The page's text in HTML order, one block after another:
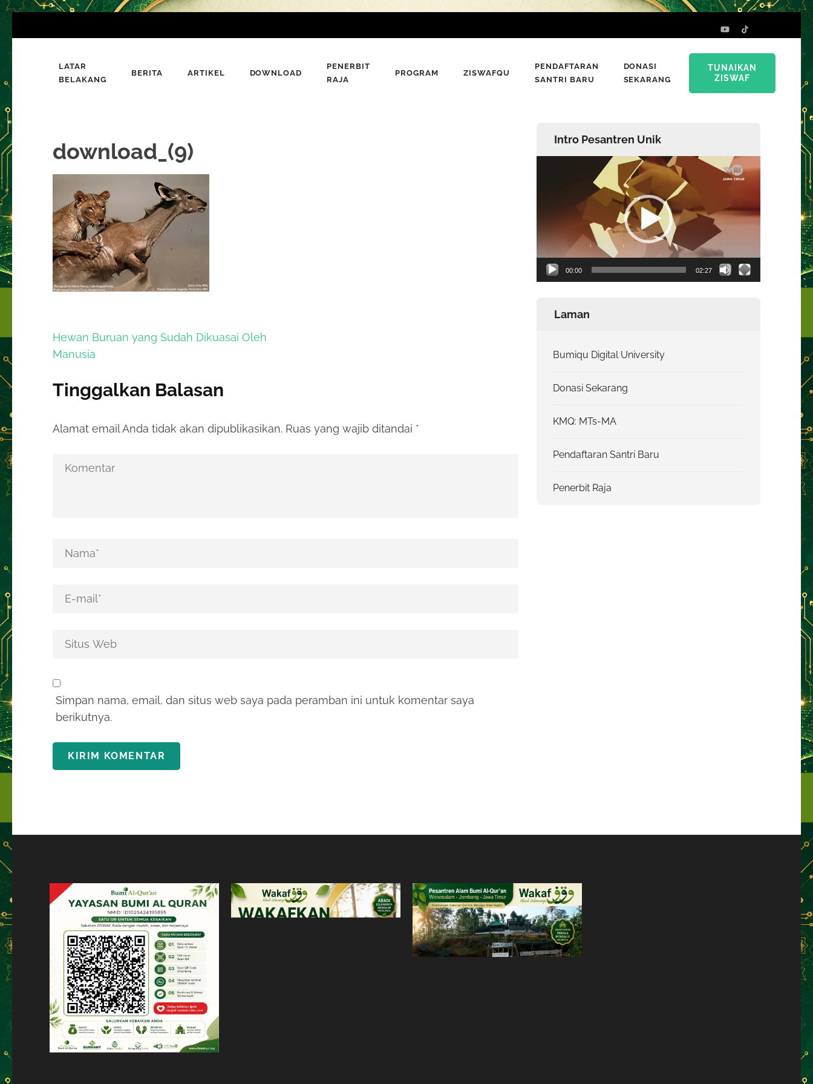
ke
konten
Bumi Al-Quran
Sinergi Untuk Kebahagiaan Dunia-Akhirat
LATAR
BELAKANG
BERITA ARTIKEL DOWNLOAD
PENERBIT
RAJA
PROGRAM ZISWAFQU
PENDAFTARAN
SANTRI BARU
DONASI
SEKARANG
TUNAIKAN
ZISWAF
download_(9)
Navigasi
pos
Hewan Buruan yang Sudah Dikuasai Oleh
Manusia
Tinggalkan Balasan
Alamat email Anda tidak akan dipublikasikan. Ruas yang wajib ditandai *
Simpan nama, email, dan situs web saya pada peramban ini untuk komentar saya
berikutnya.
Intro Pesantren Unik
00:00 02:27
Laman
Bumiqu Digital University
Donasi Sekarang
KMQ: MTs-MA
Pendaftaran Santri Baru
Penerbit Raja